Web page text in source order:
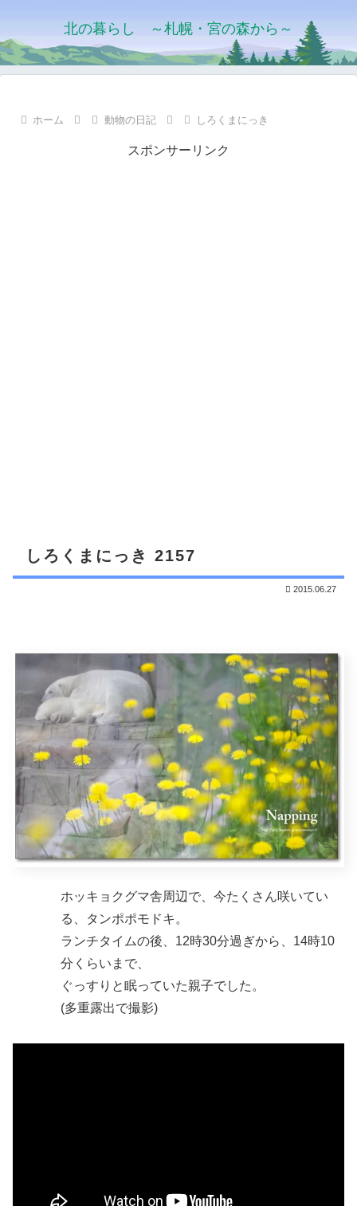
北の暮らし ～札幌・宮の森から～
ホーム 動物の日記 しろくまにっき
スポンサーリンク
しろくまにっき 2157
2015.06.27
ホッキョクグマ舎周辺で、今たくさん咲いてい
る、タンポポモドキ。
ランチタイムの後、12時30分過ぎから、14時10
分くらいまで、
ぐっすりと眠っていた親子でした。
(多重露出で撮影)